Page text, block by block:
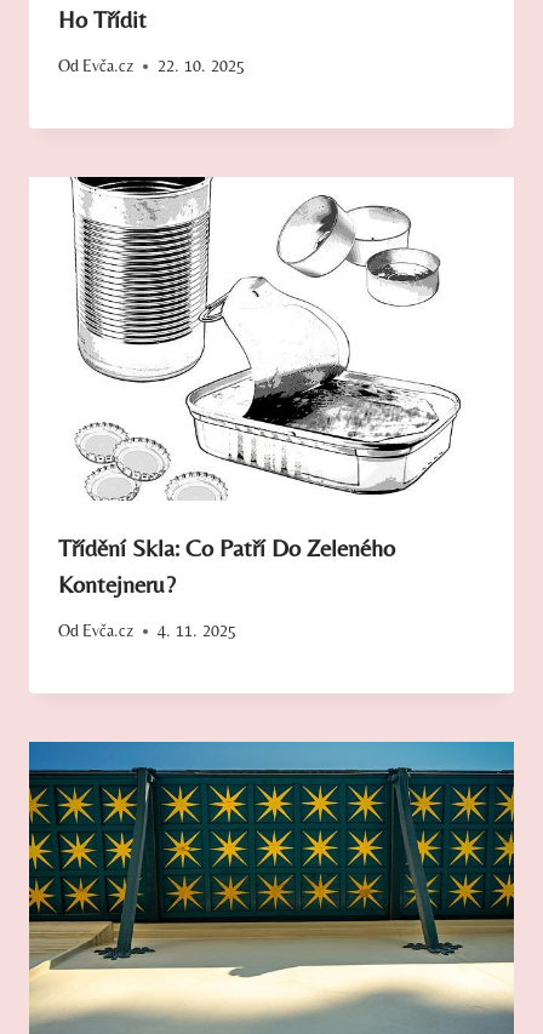
Ho Třídit
Od Evča.cz 22. 10. 2025
Třídění Skla: Co Patří Do Zeleného
Kontejneru?
Od Evča.cz 4. 11. 2025